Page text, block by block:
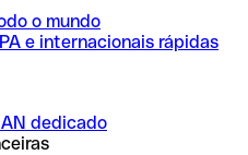
o mundo
e internacionais rápidas
dedicado